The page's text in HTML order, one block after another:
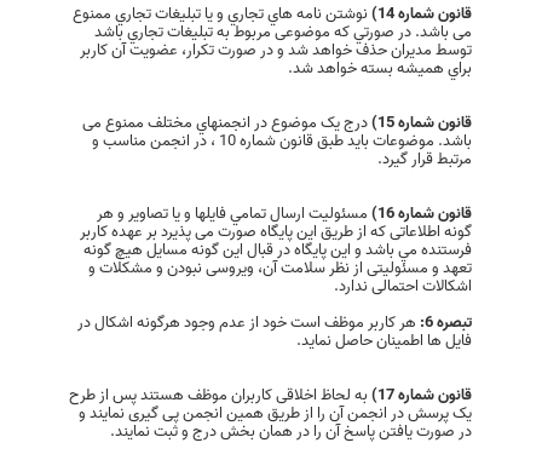
قانون شماره 14) نوشتن نامه هاي تجاري و يا تبليغات تجاري ممنوع
می باشد. در صورتي كه موضوعی مربوط به تبليغات تجاري باشد
توسط مديران حذف خواهد شد و در صورت تكرار، عضویت آن کاربر
براي هميشه بسته خواهد شد.
قانون شماره 15) درج یک موضوع در انجمنهاي مختلف ممنوع می
باشد. موضوعات باید طبق قانون شماره 10 ، در انجمن مناسب و
مرتبط قرار گیرد.
قانون شماره 16) مسئوليت ارسال تمامي فايلها و يا تصاوير و هر
گونه اطلاعاتی كه از طريق این پایگاه صورت می پذیرد بر عهده كاربر
فرستنده مي باشد و این پایگاه در قبال اين گونه مسايل هيچ گونه
تعهد و مسئولیتی از نظر سلامت آن، ویروسی نبودن و مشکلات و
اشکالات احتمالی ندارد.
تبصره 6:
هر کاربر موظف است خود از عدم وجود هرگونه اشکال در
فایل ها اطمینان حاصل نماید.
قانون شماره 17) به لحاظ اخلاقی کاربران موظف هستند پس از طرح
یک پرسش در انجمن آن را از طریق همین انجمن پی گیری نمایند و
در صورت یافتن پاسخ آن را در همان بخش درج و ثبت نمایند.